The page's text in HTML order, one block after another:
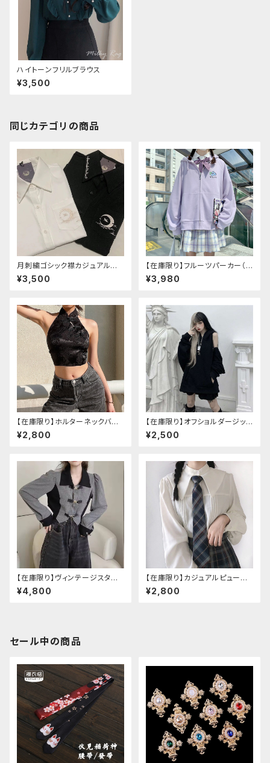
ハイトーンフリルブラウス
¥3,500
同じカテゴリの商品
月刺繍ゴシック襟カジュアルブラ
ウス(長袖)
¥3,500
【在庫限り】フルーツパーカー（ブ
ルべリ、ブドウ、キウイ、チェリー、
ぶどう
¥3,980
【在庫限り】ホルターネックバッ
クリボンチャイナシャツ
¥2,800
【在庫限り】オフショルダージップ
パーカー
¥2,500
【在庫限り】ヴィンテージスタイ
ルバックルベルトシャツ
¥4,800
【在庫限り】カジュアルピューリ
タンカラープレッピーブラウス
¥2,800
セール中の商品